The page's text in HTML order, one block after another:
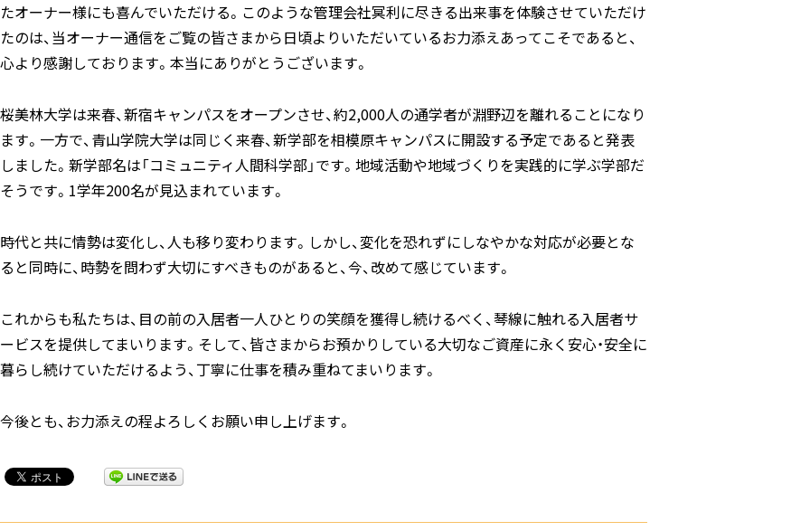
たオーナー様にも喜んでいただける。このような管理会社冥利に尽きる出来事を体験させていただけ
たのは、当オーナー通信をご覧の皆さまから日頃よりいただいているお力添えあってこそであると、
心より感謝しております。本当にありがとうございます。
桜美林大学は来春、新宿キャンパスをオープンさせ、約2,000人の通学者が淵野辺を離れることになり
ます。一方で、青山学院大学は同じく来春、新学部を相模原キャンパスに開設する予定であると発表
しました。新学部名は「コミュニティ人間科学部」です。地域活動や地域づくりを実践的に学ぶ学部だ
そうです。1学年200名が見込まれています。
時代と共に情勢は変化し、人も移り変わります。しかし、変化を恐れずにしなやかな対応が必要とな
ると同時に、時勢を問わず大切にすべきものがあると、今、改めて感じています。
これからも私たちは、目の前の入居者一人ひとりの笑顔を獲得し続けるべく、琴線に触れる入居者サ
ービスを提供してまいります。そして、皆さまからお預かりしている大切なご資産に永く安心・安全に
暮らし続けていただけるよう、丁寧に仕事を積み重ねてまいります。
今後とも、お力添えの程よろしくお願い申し上げます。